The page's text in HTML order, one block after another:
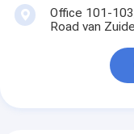
Office 101-
Road van